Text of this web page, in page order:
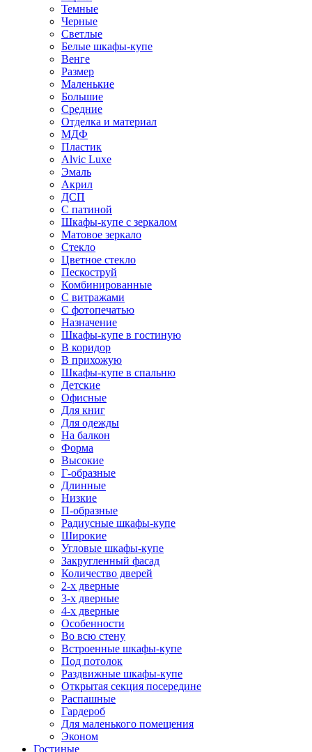
Темные
Черные
Светлые
Белые шкафы-купе
Венге
Размер
Маленькие
Большие
Средние
Отделка и материал
МДФ
Пластик
Alvic Luxe
Эмаль
Акрил
ДСП
С патиной
Шкафы-купе с зеркалом
Матовое зеркало
Стекло
Цветное стекло
Пескоструй
Комбинированные
С витражами
С фотопечатью
Назначение
Шкафы-купе в гостиную
В коридор
В прихожую
Шкафы-купе в спальню
Детские
Офисные
Для книг
Для одежды
На балкон
Форма
Высокие
Г-образные
Длинные
Низкие
П-образные
Радиусные шкафы-купе
Широкие
Угловые шкафы-купе
Закругленный фасад
Количество дверей
2-х дверные
3-х дверные
4-х дверные
Особенности
Во всю стену
Встроенные шкафы-купе
Под потолок
Раздвижные шкафы-купе
Открытая секция посередине
Распашные
Гардероб
Для маленького помещения
Эконом
Гостиные